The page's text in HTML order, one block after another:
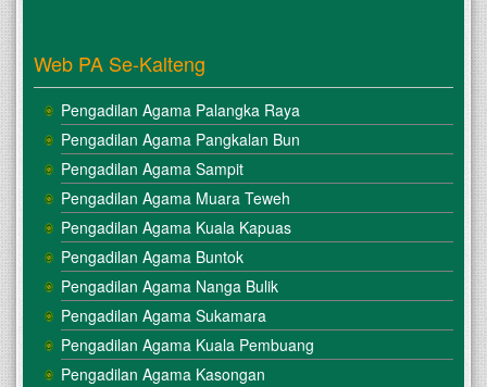
Web PA Se-Kalteng
Pengadilan Agama Palangka Raya
Pengadilan Agama Pangkalan Bun
Pengadilan Agama Sampit
Pengadilan Agama Muara Teweh
Pengadilan Agama Kuala Kapuas
Pengadilan Agama Buntok
Pengadilan Agama Nanga Bulik
Pengadilan Agama Sukamara
Pengadilan Agama Kuala Pembuang
Pengadilan Agama Kasongan